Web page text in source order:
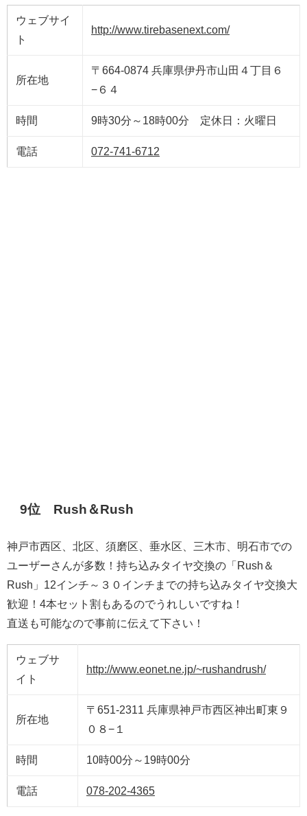
ウェブサイ
ト
http://www.tirebasenext.com/
所在地
〒664-0874 兵庫県伊丹市山田４丁目６
−６４
時間 9時30分～18時00分 定休日：火曜日
電話 072-741-6712
9位 Rush＆Rush
神戸市西区、北区、須磨区、垂水区、三木市、明石市での
ユーザーさんが多数！持ち込みタイヤ交換の「Rush＆
Rush」12インチ～３０インチまでの持ち込みタイヤ交換大
歓迎！4本セット割もあるのでうれしいですね！
直送も可能なので事前に伝えて下さい！
ウェブサ
イト
http://www.eonet.ne.jp/~rushandrush/
所在地
〒651-2311 兵庫県神戸市西区神出町東９
０８−１
時間 10時00分～19時00分
電話 078-202-4365